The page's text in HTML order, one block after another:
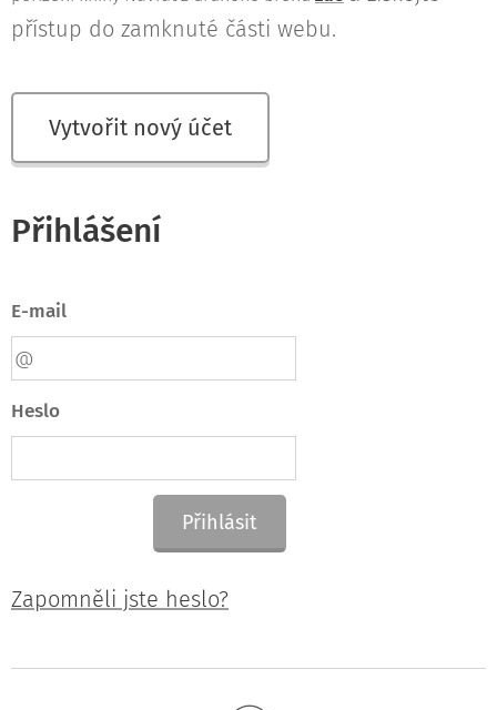
přístup do zamknuté části webu.
Vytvořit nový účet
Přihlášení
E-mail
Heslo
Přihlásit
Zapomněli jste heslo?